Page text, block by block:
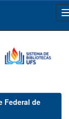
Federal de